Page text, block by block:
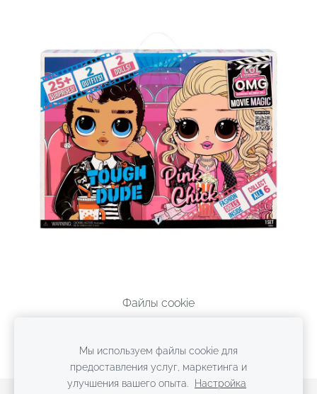
Файлы cookie
Мы используем файлы cookie для
предоставления услуг, маркетинга и
улучшения вашего опыта.
Настройка